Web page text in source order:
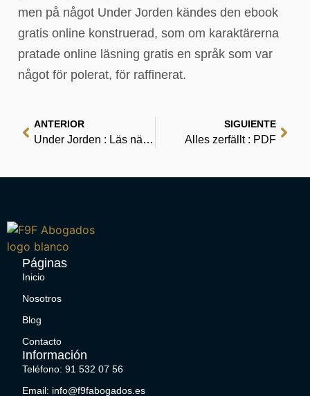
men på något Under Jorden kändes den ebook
gratis online konstruerad, som om karaktärerna
pratade online läsning gratis en språk som var
något för polerat, för raffinerat.
ANTERIOR
Under Jorden : Läs när som helst
SIGUIENTE
Alles zerfällt : PDF
Páginas
Inicio
Nosotros
Blog
Contacto
Información
Teléfono: 91 532 07 56
Email: info@f9fabogados.es